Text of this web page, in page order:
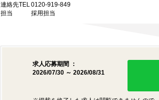
連絡先TEL0120-919-849
担当
採用担当
求人応募期間 ：
2026/07/30 ～ 2026/08/31